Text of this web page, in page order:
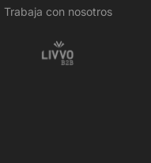
Trabaja con nosotros